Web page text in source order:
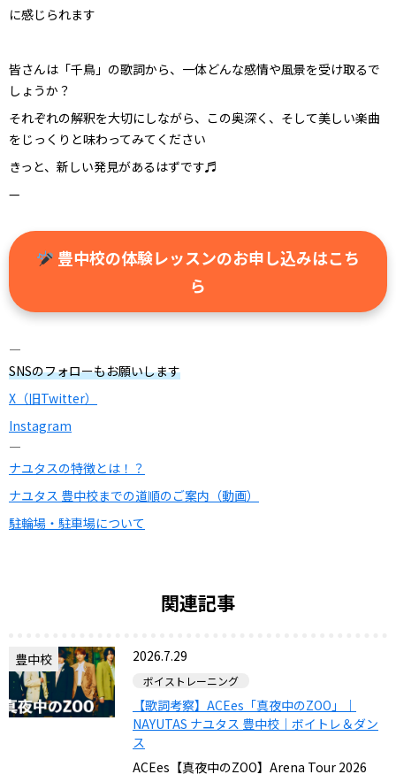
に感じられます
皆さんは「千鳥」の歌詞から、一体どんな感情や風景を受け取るで
しょうか？
それぞれの解釈を大切にしながら、この奥深く、そして美しい楽曲
をじっくりと味わってみてください
きっと、新しい発見があるはずです♬
—
豊中校の体験レッスンのお申し込みはこち
ら
—
SNSのフォローもお願いします
X（旧Twitter）
Instagram
—
ナユタスの特徴とは！？
ナユタス 豊中校までの道順のご案内（動画）
駐輪場・駐車場について
関連記事
豊中校 2026.7.29
ボイストレーニング
【歌詞考察】ACEes「真夜中のZOO」｜
NAYUTAS ナユタス 豊中校｜ボイトレ＆ダン
ス
ACEes【真夜中のZOO】Arena Tour 2026